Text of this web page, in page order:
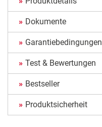
Dokumente
Garantiebedingungen
Test & Bewertungen
Bestseller
Produktsicherheit